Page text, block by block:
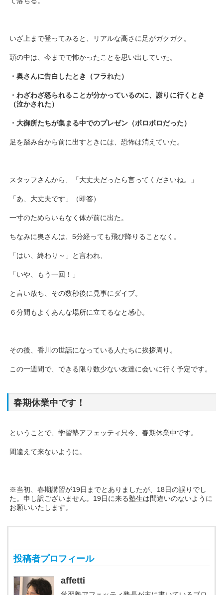
いざ上まで登ってみると、リアルな高さに足がガクガク。
頭の中は、今までで怖かったことを思い出していた。
・奥さんに告白したとき（フラれた）
・わざわざ怒られることが分かっているのに、謝りに行くとき
（泣かされた）
・大御所たちが集まる中でのプレゼン（ボロボロだった）
足を踏み台から前に出すときには、恐怖は消えていた。
スタッフさんから、「大丈夫だったら言ってくださいね。」
「あ、大丈夫です」（即答）
一寸のためらいもなく体が前に出た。
ちなみに奥さんは、5分経っても飛び降りることなく。
「はい、終わり～」と言われ、
「いや、もう一回！」
と言い放ち、その数秒後に見事にダイブ。
６分間もよくあんな場所に立てるなと感心。
その後、香川の世話になっている人たちに挨拶周り。
この一週間で、できる限り数少ない友達に会いに行く予定です。
春期休業中です！
ということで、学習塾アフェッティ只今、春期休業中です。
間違えて来ないように。
※当初、春期講習が19日までとありましたが、18日の誤りでし
た。申し訳ございません。19日に来る塾生は間違いのないように
お願いいたします。
投稿者プロフィール
affetti